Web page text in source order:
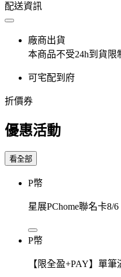
配送資訊
廠商出貨
本商品不受24h到貨限
可宅配到府
折價券
優惠活動
看全部
P幣
星展PChome聯名卡8/
P幣
【限全盈+PAY】單筆